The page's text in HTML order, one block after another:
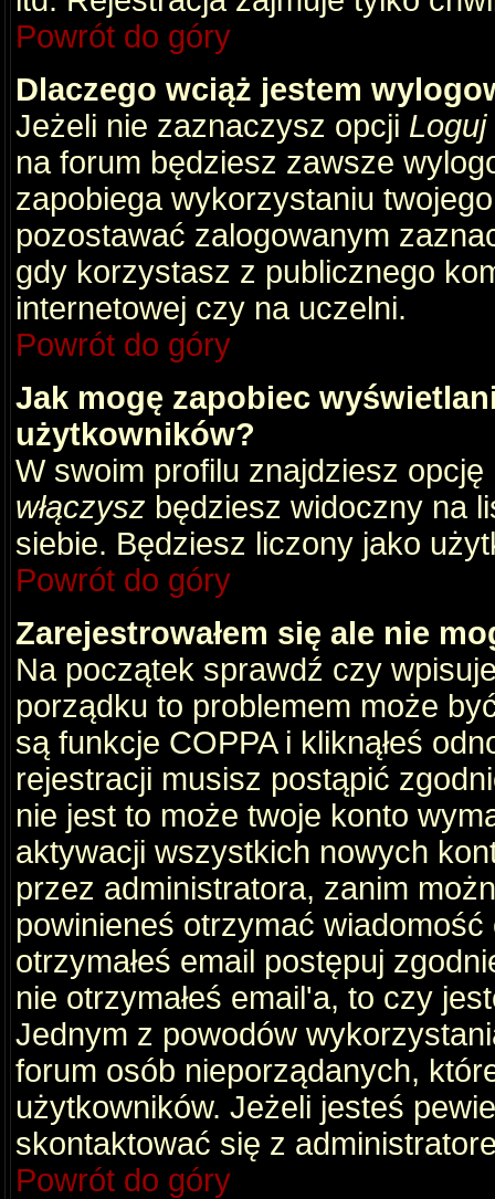
Powrót do góry
Dlaczego wciąż jestem
Jeżeli nie zaznaczysz opcji
na forum będziesz zawsze
zapobiega wykorzystaniu
pozostawać zalogowanym
gdy korzystasz z publicznego
internetowej czy na uczelni.
Powrót do góry
Jak mogę zapobiec
użytkowników?
W swoim profilu znajdziesz opcję
włączysz będziesz widoczny na
siebie. Będziesz liczony jako
Powrót do góry
Zarejestrowałem się ale nie
Na początek sprawdź czy
porządku to problemem może
są funkcje COPPA i kliknąłeś
rejestracji musisz postąpić
nie jest to może twoje konto
aktywacji wszystkich nowych
przez administratora, zanim
powinieneś otrzymać
otrzymałeś email postępuj
nie otrzymałeś email'a, to czy
Jednym z powodów
forum osób nieporządanych,
użytkowników. Jeżeli jesteś
skontaktować się z
Powrót do góry